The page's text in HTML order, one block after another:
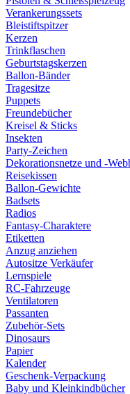
Verankerungssets
Bleistiftspitzer
Kerzen
Trinkflaschen
Geburtstagskerzen
Ballon-Bänder
Tragesitze
Puppets
Freundebücher
Kreisel & Sticks
Insekten
Party-Zeichen
Dekorationsnetze und -
Reisekissen
Ballon-Gewichte
Badsets
Radios
Fantasy-Charaktere
Etiketten
Anzug anziehen
Autositze Verkäufer
Lernspiele
RC-Fahrzeuge
Ventilatoren
Passanten
Zubehör-Sets
Dinosaurs
Papier
Kalender
Geschenk-Verpackung
Baby und Kleinkindbücher